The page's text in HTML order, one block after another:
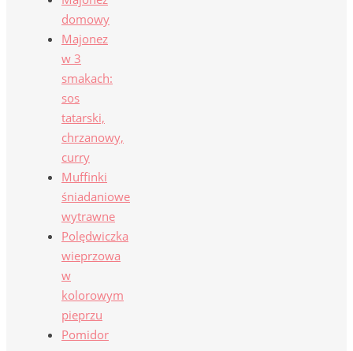
domowy
Majonez
w 3
smakach:
sos
tatarski,
chrzanowy,
curry
Muffinki
śniadaniowe
wytrawne
Polędwiczka
wieprzowa
w
kolorowym
pieprzu
Pomidor